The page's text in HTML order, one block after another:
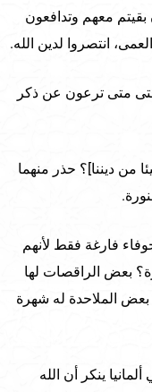
معهم وتدافعون
انتصروا لدين الله.
متى ترعون عن ذكر
من ديننا]؟ حذر منهما
فارغة فقط لأنهم
بعض الراقصات لها
الملاحدة له شهرة
ينكر أن الله